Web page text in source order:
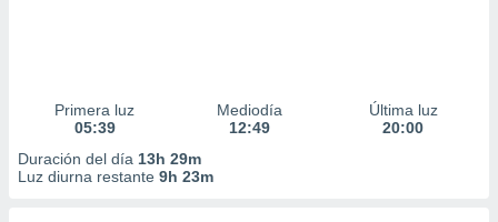
Primera luz
05:39
Mediodía
12:49
Última luz
20:00
Duración del día 13h 29m
Luz diurna restante 9h 23m